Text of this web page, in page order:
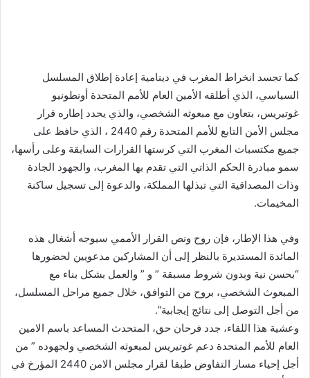
كما تجسد انخراط المغرب في دينامية إعادة إطلاق المسلسل
السياسي، الذي أطلقه الأمين العام للأمم المتحدة أونطونيو
غوتيريس، بتعاون مع مبعوثه الشخصي، والذي يحدد إطاره قرار
مجلس الأمن التابع للأمم المتحدة رقم 2440 ، الذي حافظ على
جميع مكتسبات المغرب التي كرستها القرارات السابقة وعلى رأسها،
سمو مبادرة الحكم الذاتي التي تقدم بها المغرب، والجهود الجادة
وذات المصداقية التي تبذلها المملكة، والدعوة إلى تسجيل ساكنة
المخيمات.
وفي هذا الإطار، فإن روح ونص القرار الأممي سيوجه أشغال هذه
المائدة المستديرة بالنظر إلى أن المشاركين مدعويين لحضورها
“بحسن نية وبدون شروط مسبقة ” و ” والعمل بشكل بناء مع
المبعوث الشخصي، بروح من التوافق، خلال جميع مراحل المسلسل،
من أجل التوصل إلى نتائج إيجابية”.
وعشية هذا اللقاء، جدد فرحان حق، المتحدث المساعد باسم الامين
العام للأمم المتحدة دعم غوتيريس لمبعوثه الشخصي ولجهوده ” من
أجل إحياء مسار التفاوض طبقا لقرار مجلس الامن 2440 المؤرخ في